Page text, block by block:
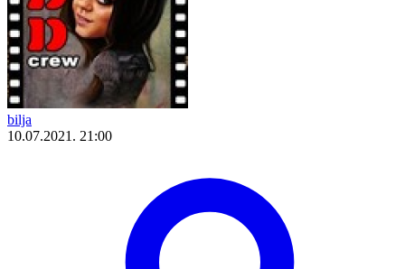
bilja
10.07.2021. 21:00